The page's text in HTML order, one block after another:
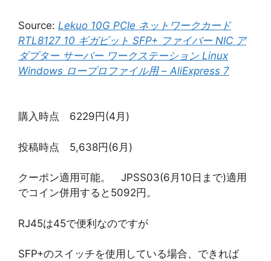
Source: Lekuo 10G PCIe ネットワークカード
RTL8127 10 ギガビット SFP+ ファイバー NIC ア
ダプター サーバー ワークステーション Linux
Windows ロープロファイル用 – AliExpress 7
購入時点 6229円(4月)
投稿時点 5,638円(6月)
クーポン適用可能。 JPSS03(6月10日まで)適用
でコイン併用すると5092円。
RJ45は45で便利なのですが
SFP+のスイッチを使用している場合、できれば